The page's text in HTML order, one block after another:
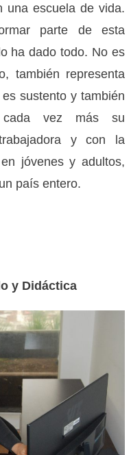
una escuela de vida.
parte de esta
ha dado todo. No es
también representa
sustento y también
cada vez más su
y con la
jóvenes y adultos,
país entero.
y Didáctica